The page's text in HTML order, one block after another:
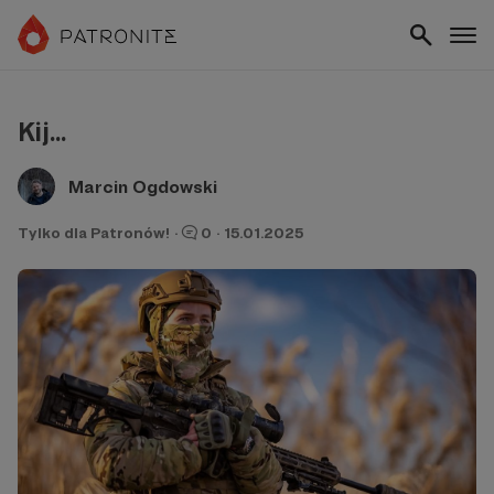
Kij...
Marcin Ogdowski
Tylko dla Patronów! · 0 · 15.01.2025